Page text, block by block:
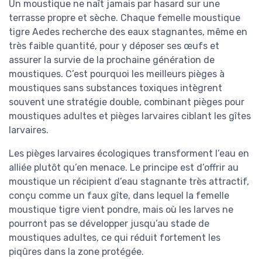
Un moustique ne naît jamais par hasard sur une
terrasse propre et sèche. Chaque femelle moustique
tigre Aedes recherche des eaux stagnantes, même en
très faible quantité, pour y déposer ses œufs et
assurer la survie de la prochaine génération de
moustiques. C’est pourquoi les meilleurs pièges à
moustiques sans substances toxiques intègrent
souvent une stratégie double, combinant pièges pour
moustiques adultes et pièges larvaires ciblant les gîtes
larvaires.
Les pièges larvaires écologiques transforment l’eau en
alliée plutôt qu’en menace. Le principe est d’offrir au
moustique un récipient d’eau stagnante très attractif,
conçu comme un faux gîte, dans lequel la femelle
moustique tigre vient pondre, mais où les larves ne
pourront pas se développer jusqu’au stade de
moustiques adultes, ce qui réduit fortement les
piqûres dans la zone protégée.